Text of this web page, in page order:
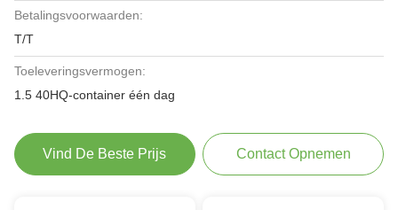
Betalingsvoorwaarden:
T/T
Toeleveringsvermogen:
1.5 40HQ-container één dag
Vind De Beste Prijs Contact Opnemen